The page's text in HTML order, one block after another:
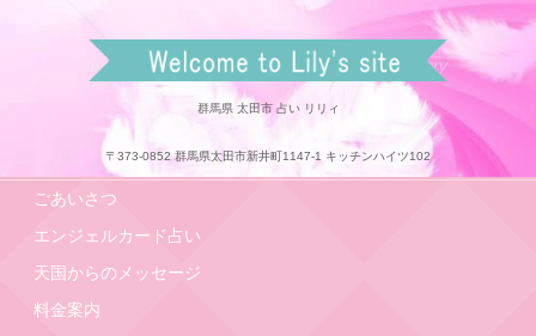
リリィのホームページ
群馬県 太田市 占い リリィ
〒373-0852 群馬県太田市新井町1147-1 キッチンハイツ102
ごあいさつ
エンジェルカード占い
天国からのメッセージ
料金案内